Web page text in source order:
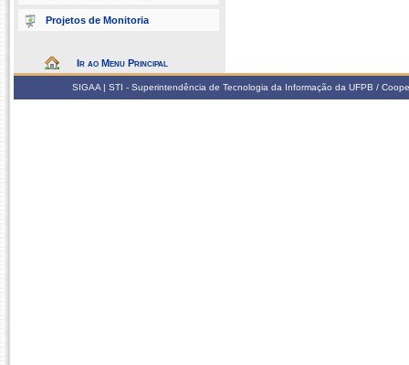
Projetos de Monitoria
Ir ao Menu Principal
SIGAA | STI - Superintendência de Tecnologia da Informação da UFPB /